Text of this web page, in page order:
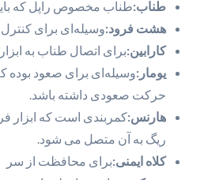
طناب:طناب مخصوص راپل که
هشت فرود:وسیله‌ای برای
کارابین:برای اتصال طناب به
یومار:وسیله‌ای برای صعود بوده
حرکت صعودی داشته باشد.
هارنس:کمربندی است که ابزار
ریگ به آن متصل می شود.
کلاه ایمنی:برای محافظت از سر